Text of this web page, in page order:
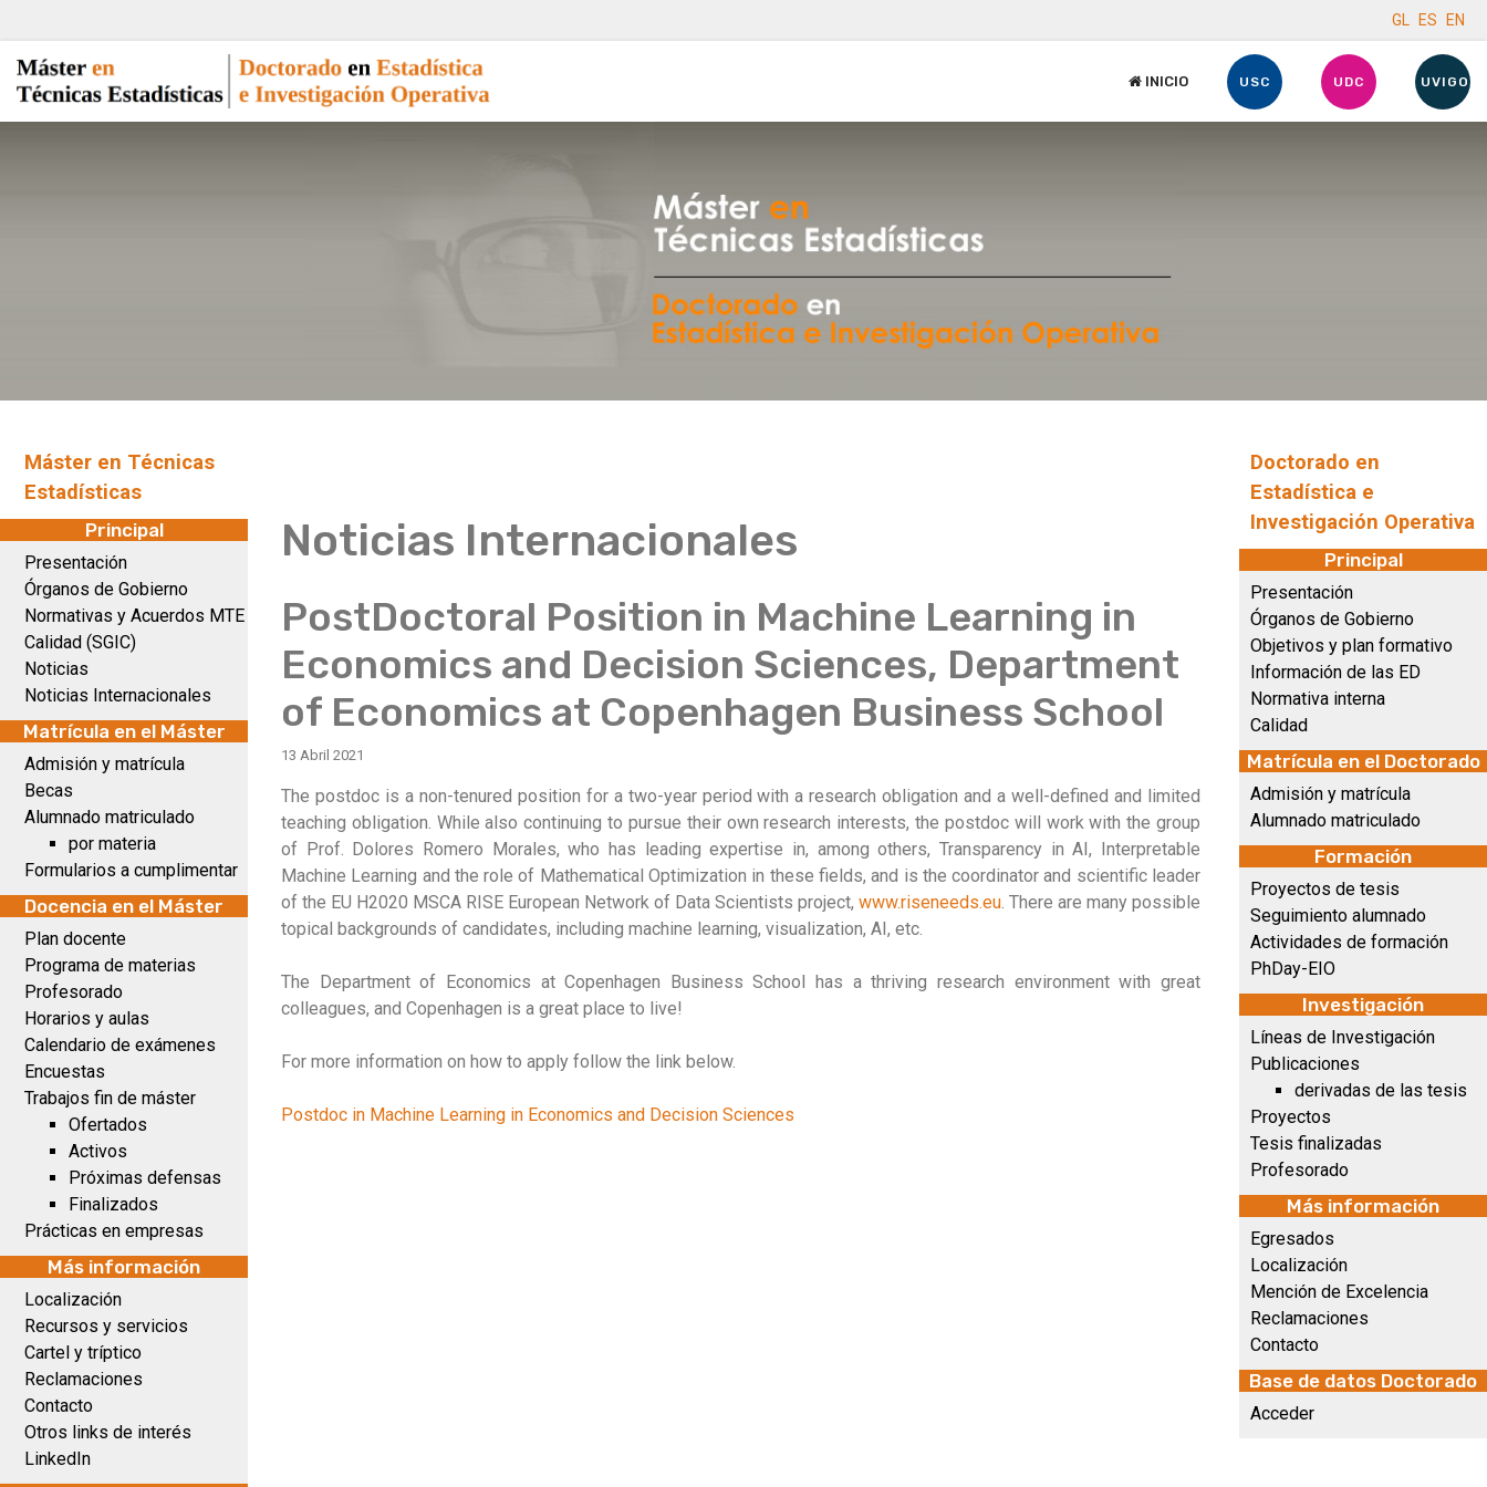
GL ES EN
INICIO USC UDC UVIGO
Máster en Técnicas
Estadísticas
Principal
Presentación
Órganos de Gobierno
Normativas y Acuerdos MTE
Calidad (SGIC)
Noticias
Noticias Internacionales
Matrícula en el Máster
Admisión y matrícula
Becas
Alumnado matriculado
por materia
Formularios a cumplimentar
Docencia en el Máster
Plan docente
Programa de materias
Profesorado
Horarios y aulas
Calendario de exámenes
Encuestas
Trabajos fin de máster
Ofertados
Activos
Próximas defensas
Finalizados
Prácticas en empresas
Más información
Localización
Recursos y servicios
Cartel y tríptico
Reclamaciones
Contacto
Otros links de interés
LinkedIn
Noticias Internacionales
PostDoctoral Position in Machine Learning in
Economics and Decision Sciences, Department
of Economics at Copenhagen Business School
13 Abril 2021
The postdoc is a non-tenured position for a two-year period with a research obligation and a well-defined and limited
teaching obligation. While also continuing to pursue their own research interests, the postdoc will work with the group
of Prof. Dolores Romero Morales, who has leading expertise in, among others, Transparency in AI, Interpretable
Machine Learning and the role of Mathematical Optimization in these fields, and is the coordinator and scientific leader
of the EU H2020 MSCA RISE European Network of Data Scientists project, www.riseneeds.eu. There are many possible
topical backgrounds of candidates, including machine learning, visualization, AI, etc.
The Department of Economics at Copenhagen Business School has a thriving research environment with great
colleagues, and Copenhagen is a great place to live!
For more information on how to apply follow the link below.
Postdoc in Machine Learning in Economics and Decision Sciences
Doctorado en
Estadística e
Investigación Operativa
Principal
Presentación
Órganos de Gobierno
Objetivos y plan formativo
Información de las ED
Normativa interna
Calidad
Matrícula en el Doctorado
Admisión y matrícula
Alumnado matriculado
Formación
Proyectos de tesis
Seguimiento alumnado
Actividades de formación
PhDay-EIO
Investigación
Líneas de Investigación
Publicaciones
derivadas de las tesis
Proyectos
Tesis finalizadas
Profesorado
Más información
Egresados
Localización
Mención de Excelencia
Reclamaciones
Contacto
Base de datos Doctorado
Acceder